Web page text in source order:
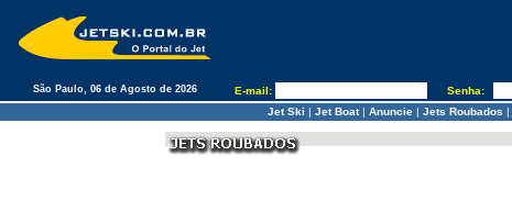
São Paulo, 06 de Agosto de 2026 E-mail:
Senha:
Jet Ski | Jet Boat| Anuncie| Jets Roubados |